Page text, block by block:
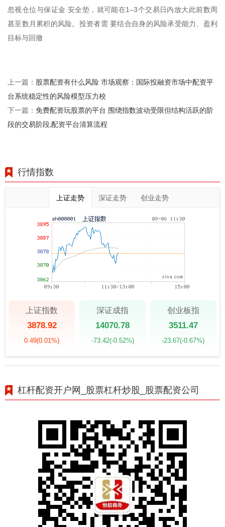
忽视仓位与保证金 安全垫，就可能在1–3个交易日内放大此前数周
甚至数月累积的风险。投资者需 要结合自身的风险承受能力、盈利
目标与回撤
上一篇： 股票配资有什么风险 市场观察：国际投融资市场中配资平
台系统稳定性的风险模型压力校
下一篇： 免费配资玩股票的平台 围绕指数波动受限但结构活跃的阶
段的交易阶段,配资平台清算流程
行情指数
上证走势 深证走势 创业走势
上证指数
3878.92
0.49(0.01%)
深证成指
14070.78
-73.42(-0.52%)
创业板指
3511.47
-23.67(-0.67%)
杠杆配资开户网_股票杠杆炒股_股票配资公司